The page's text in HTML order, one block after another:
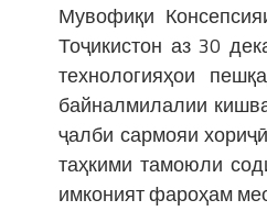
Мувофиқи
Тоҷикистон аз 30
технологияҳои
байналмилалии
ҷалби сармояи
таҳкими тамоюли
имконият фароҳам